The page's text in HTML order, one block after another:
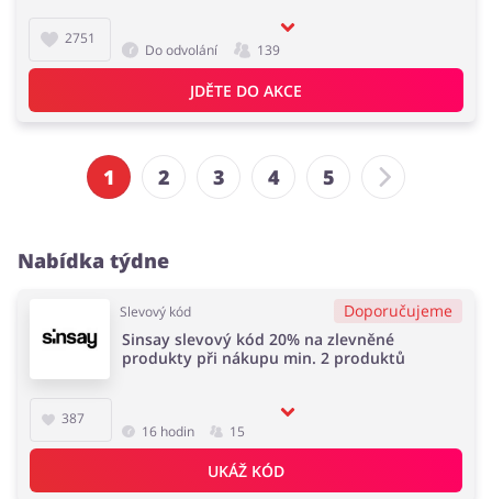
2751
Do odvolání 139
JDĚTE DO AKCE
1 2 3 4 5
Nabídka týdne
Slevový kód Doporučujeme
387
Sinsay slevový kód 20% na zlevněné
produkty při nákupu min. 2 produktů
16 hodin 15
UKÁŽ KÓD